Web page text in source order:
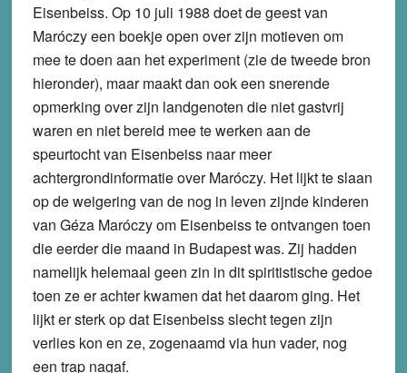
Eisenbeiss. Op 10 juli 1988 doet de geest van
Maróczy een boekje open over zijn motieven om
mee te doen aan het experiment (zie de tweede bron
hieronder), maar maakt dan ook een snerende
opmerking over zijn landgenoten die niet gastvrij
waren en niet bereid mee te werken aan de
speurtocht van Eisenbeiss naar meer
achtergrondinformatie over Maróczy. Het lijkt te slaan
op de weigering van de nog in leven zijnde kinderen
van Géza Maróczy om Eisenbeiss te ontvangen toen
die eerder die maand in Budapest was. Zij hadden
namelijk helemaal geen zin in dit spiritistische gedoe
toen ze er achter kwamen dat het daarom ging. Het
lijkt er sterk op dat Eisenbeiss slecht tegen zijn
verlies kon en ze, zogenaamd via hun vader, nog
een trap nagaf.